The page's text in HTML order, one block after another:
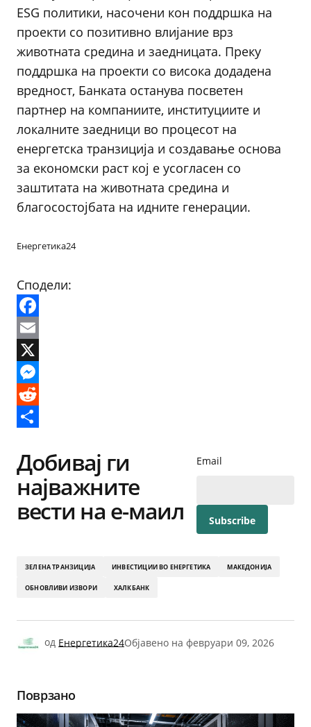
ESG политики, насочени кон поддршка на
проекти со позитивно влијание врз
животната средина и заедницата. Преку
поддршка на проекти со висока додадена
вредност, Банката останува посветен
партнер на компаниите, институциите и
локалните заедници во процесот на
енергетска транзиција и создавање основа
за економски раст кој е усогласен со
заштитата на животната средина и
благосостојбата на идните генерации.
Енергетика24
Сподели:
Facebook
Email
X
Messenger
Reddit
Добивај ги
најважните
вести на е-маил
Email
ЗЕЛЕНА ТРАНЗИЦИЈА ИНВЕСТИЦИИ ВО ЕНЕРГЕТИКА МАКЕДОНИЈА
ОБНОВЛИВИ ИЗВОРИ ХАЛКБАНК
од Енергетика24Објавено на февруари 09, 2026
Поврзано